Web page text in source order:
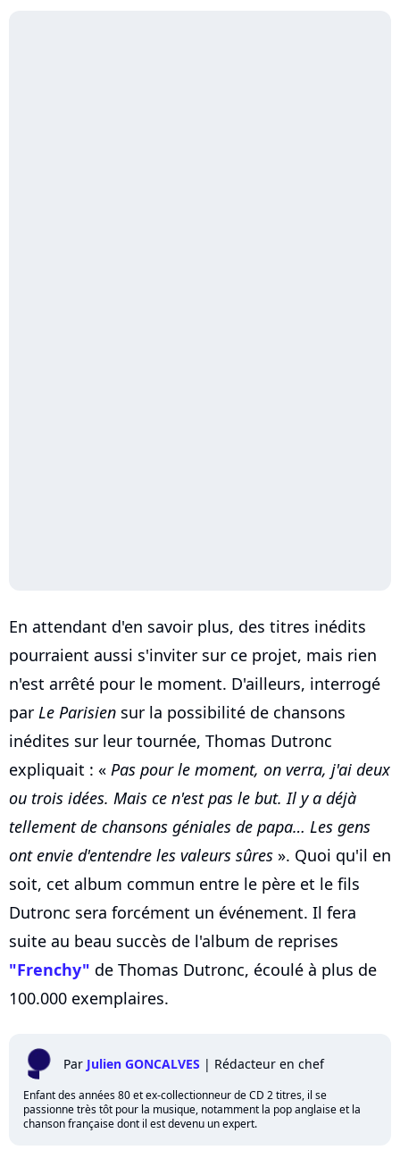
En attendant d'en savoir plus, des titres inédits
pourraient aussi s'inviter sur ce projet, mais rien
n'est arrêté pour le moment. D'ailleurs, interrogé
par Le Parisien sur la possibilité de chansons
inédites sur leur tournée, Thomas Dutronc
expliquait : « Pas pour le moment, on verra, j'ai deux
ou trois idées. Mais ce n'est pas le but. Il y a déjà
tellement de chansons géniales de papa… Les gens
ont envie d'entendre les valeurs sûres ». Quoi qu'il en
soit, cet album commun entre le père et le fils
Dutronc sera forcément un événement. Il fera
suite au beau succès de l'album de reprises
"Frenchy" de Thomas Dutronc, écoulé à plus de
100.000 exemplaires.
Par Julien GONCALVES | Rédacteur en chef
Enfant des années 80 et ex-collectionneur de CD 2 titres, il se
passionne très tôt pour la musique, notamment la pop anglaise et la
chanson française dont il est devenu un expert.